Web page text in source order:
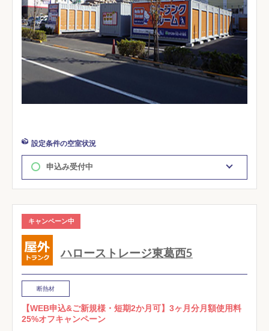
設定条件の空室状況
申込み受付中
キャンペーン中
ハローストレージ東葛西5
断熱材
【WEB申込&ご新規様・短期2か月可】3ヶ月分月額使用料
25%オフキャンペーン